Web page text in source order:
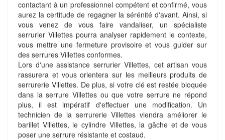
contactant à un professionnel compétent et confirmé, vous
aurez la certitude de regagner la sérénité d'avant. Ainsi, si
vous venez de vous faire vandaliser, un spécialiste
serrurier Villettes pourra analyser rapidement le contexte,
vous mettre une fermeture provisoire et vous guider sur
des serrures Villettes conformes.
Lors d'une assistance serrurier Villettes, cet artisan vous
rassurera et vous orientera sur les meilleurs produits de
serrurerie Villettes. De plus, si votre clé est restée bloquée
dans la serrure Villettes ou que votre serrure ne répond
plus, il est impératif d'effectuer une modification. Un
technicien de la serrurerie Villettes viendra améliorer le
barillet Villettes, le cylindre Villettes, la gâche et de vous
poser une serrure résistante et costaud.